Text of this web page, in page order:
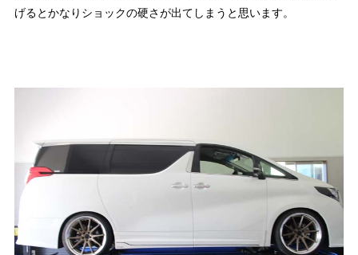
げるとかなりショックの硬さが出てしまうと思います。